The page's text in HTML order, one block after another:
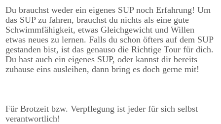
Downloads
Ausrüstungsverleih
Versicherungsschutz
Unsere Sektion
Du brauchst weder ein eigenes SUP noch Erfahrung! Um
das SUP zu fahren, brauchst du nichts als eine gute
Schwimmfähigkeit, etwas Gleichgewicht und Willen
etwas neues zu lernen. Falls du schon öfters auf dem SUP
gestanden bist, ist das genauso die Richtige Tour für dich.
Du hast auch ein eigenes SUP, oder kannst dir bereits
zuhause eins ausleihen, dann bring es doch gerne mit!
Für Brotzeit bzw. Verpflegung ist jeder für sich selbst
verantwortlich!